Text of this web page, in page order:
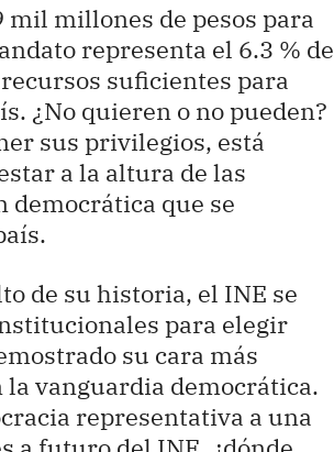
mil millones de pesos para
representa el 6.3 % de
suficientes para
¿No quieren o no pueden?
sus privilegios, está
a la altura de las
que se
de su historia, el INE se
para elegir
su cara más
la vanguardia democrática.
representativa a una